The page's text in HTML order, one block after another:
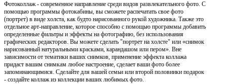
Фотоколлаж - современное направление среди видов развлекательного фото. С
помощью программы фотокабины, вы сможете распечатать свое фото
(портрет) в виде холста, как будто нарисованного рукой художника. Также это
отдельное арт-направление, которое способно с помощью программы добавить
определенные фильтры и эффекты на фотографию, без использования
графических редакторов. Вы можете сделать "портрет на холсте" или «снимок
нарисованный натуральными красками, карандашом или пером». Вне
зависимости от тематики ваших снимков, применение эффекта коллажа
придаст вашим снимкам любое настроение, сделает ваши фото более
запоминающимися. Сделайте для вашей семьи или второй половинки подарок
- создайте коллаж из коллекции ваших любимых фото.